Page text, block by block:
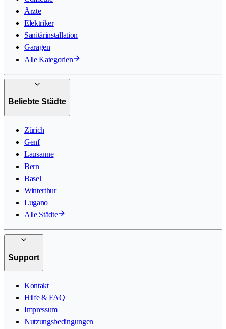
Ärzte
Elektriker
Sanitärinstallation
Garagen
Alle Kategorien
Beliebte Städte
Zürich
Genf
Lausanne
Bern
Basel
Winterthur
Lugano
Alle Städte
Support
Kontakt
Hilfe & FAQ
Impressum
Nutzungsbedingungen